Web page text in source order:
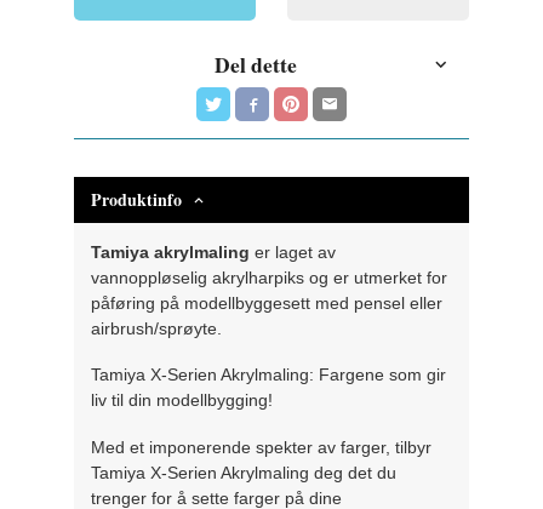
Del dette
Produktinfo
Tamiya akrylmaling er laget av
vannoppløselig akrylharpiks og er utmerket for
påføring på modellbyggesett med pensel eller
airbrush/sprøyte.
Tamiya X-Serien Akrylmaling: Fargene som gir
liv til din modellbygging!
Med et imponerende spekter av farger, tilbyr
Tamiya X-Serien Akrylmaling deg det du
trenger for å sette farger på dine